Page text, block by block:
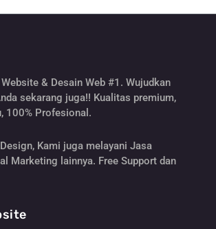
& Desain Web #1. Wujudkan
sekarang juga!! Kualitas premium,
100% Profesional.
Kami juga melayani Jasa
Marketing lainnya. Free Support dan